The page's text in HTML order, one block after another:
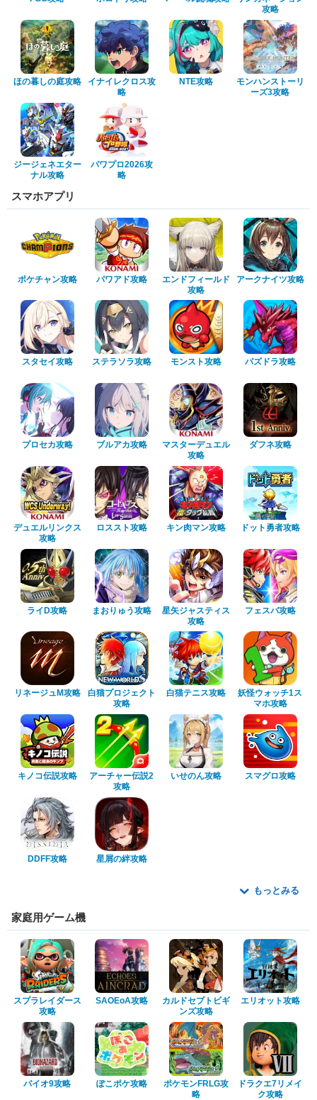
攻略
ほの暮しの庭攻略
イナイレクロス攻
略
NTE攻略
モンハンストーリ
ーズ3攻略
ジージェネエター
ナル攻略
パワプロ2026攻
略
スマホアプリ
ポケチャン攻略 パワアド攻略
エンドフィールド
攻略
アークナイツ攻略
スタセイ攻略 ステラソラ攻略 モンスト攻略 パズドラ攻略
プロセカ攻略 ブルアカ攻略
マスターデュエル
攻略
ダフネ攻略
デュエルリンクス
攻略
ロススト攻略 キン肉マン攻略 ドット勇者攻略
ライD攻略 まおりゅう攻略
星矢ジャスティス
攻略
フェスバ攻略
リネージュM攻略
白猫プロジェクト
攻略
白猫テニス攻略
妖怪ウォッチ1ス
マホ攻略
キノコ伝説攻略
アーチャー伝説2
攻略
いせのん攻略 スマグロ攻略
DDFF攻略 星屑の絆攻略
もっとみる
家庭用ゲーム機
スプラレイダース
攻略
SAOEoA攻略
カルドセプトビギ
ンズ攻略
エリオット攻略
バイオ9攻略 ぽこポケ攻略
ポケモンFRLG攻
略
ドラクエ7リメイ
ク攻略